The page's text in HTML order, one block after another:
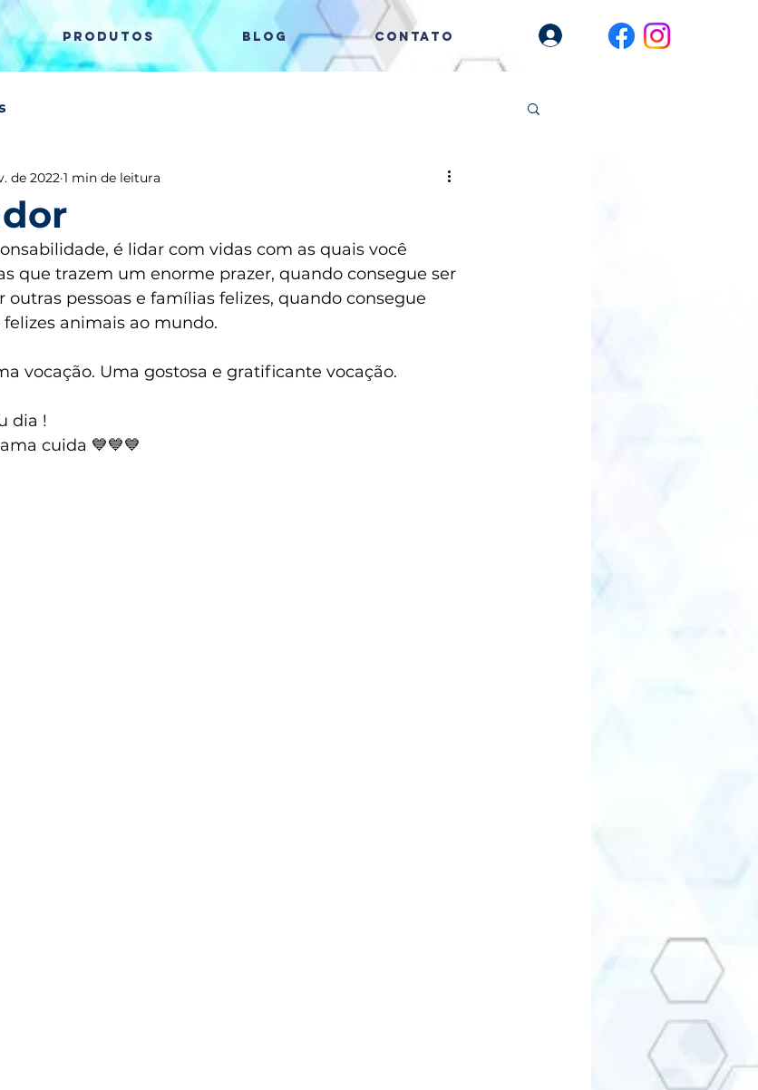
PRODUTOS Blog CONTATO
de 2022 1 min de leitura
é lidar com vidas com as quais você
que trazem um enorme prazer, quando consegue ser
outras pessoas e famílias felizes, quando consegue
animais ao mundo.
vocação. Uma gostosa e gratificante vocação.
dia !
cuida 💙💙💙